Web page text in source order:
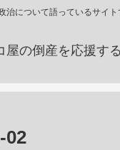
治について語っているサイト
屋の倒産を応援す
02